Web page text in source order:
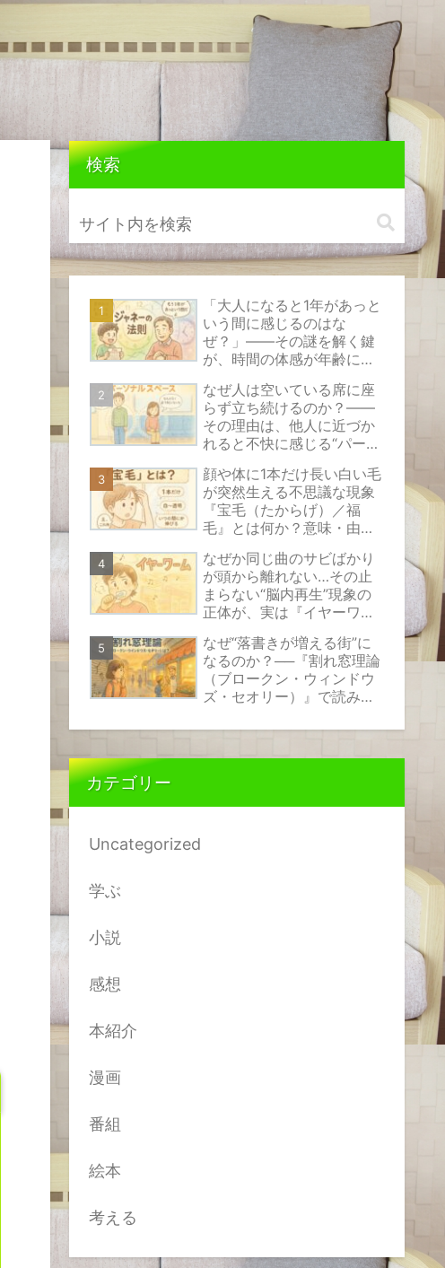
検索
「大人になると1年があっと
いう間に感じるのはな
ぜ？」――その謎を解く鍵
が、時間の体感が年齢によ
ャネーの法則』です。
なぜ人は空いている席に座
らず立ち続けるのか？――
その理由は、他人に近づか
れると不快に感じる“パーソ
い心のバリアにあります。
顔や体に1本だけ長い白い毛
が突然生える不思議な現象
『宝毛（たからげ）／福
毛』とは何か？意味・由
きる対処法をやさしく解説
なぜか同じ曲のサビばかり
が頭から離れない…その止
まらない“脳内再生”現象の
正体が、実は『イヤーワー
す。
なぜ“落書きが増える街”に
なるのか？──『割れ窓理論
（ブロークン・ウィンドウ
ズ・セオリー）』で読み解
インの正体
カテゴリー
Uncategorized
学ぶ
小説
感想
本紹介
漫画
番組
絵本
考える